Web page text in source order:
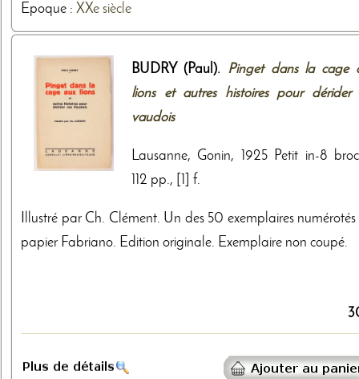
Epoque : XXe siècle
BUDRY (Paul). Pinget dans la cage
lions et autres histoires pour dérider
vaudois
Lausanne, Gonin, 1925 Petit in-8
112 pp., [1] f.
Illustré par Ch. Clément. Un des 50 exemplaires numérotés
papier Fabriano. Edition originale. Exemplaire non coupé.